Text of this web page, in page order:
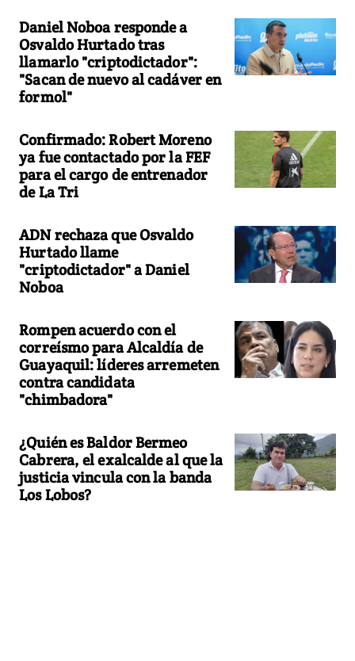
Daniel Noboa responde a
Osvaldo Hurtado tras
llamarlo "criptodictador":
"Sacan de nuevo al cadáver en
formol"
Confirmado: Robert Moreno
ya fue contactado por la FEF
para el cargo de entrenador
de La Tri
ADN rechaza que Osvaldo
Hurtado llame
"criptodictador" a Daniel
Noboa
Rompen acuerdo con el
correísmo para Alcaldía de
Guayaquil: líderes arremeten
contra candidata
"chimbadora"
¿Quién es Baldor Bermeo
Cabrera, el exalcalde al que la
justicia vincula con la banda
Los Lobos?